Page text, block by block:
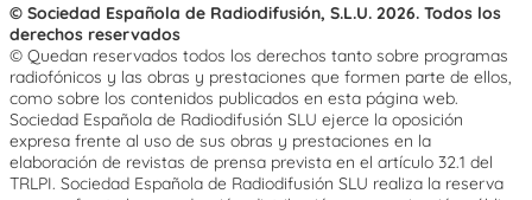
© Sociedad Española de Radiodifusión, S.L.U. 2026. Todos los
derechos reservados
© Quedan reservados todos los derechos tanto sobre programas
radiofónicos y las obras y prestaciones que formen parte de ellos,
como sobre los contenidos publicados en esta página web.
Sociedad Española de Radiodifusión SLU ejerce la oposición
expresa frente al uso de sus obras y prestaciones en la
elaboración de revistas de prensa prevista en el artículo 32.1 del
TRLPI. Sociedad Española de Radiodifusión SLU realiza la reserva